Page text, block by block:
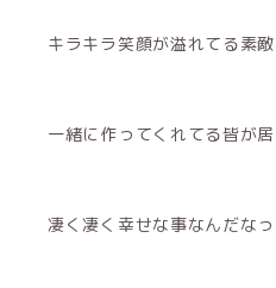
キラキラ笑顔が溢れてる素
一緒に作ってくれてる皆が
凄く凄く幸せな事なんだな